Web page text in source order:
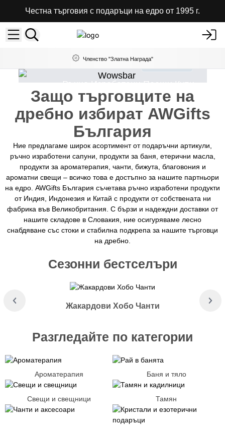
Честна търговия с подаръци на едро от 1995 г.
Членство "Златна Награда"
Ръчно Изработени Пеещи Купи
Купи сега
Защо търговците на
дребно избират AWGifts
България
Ние предлагаме широк асортимент от подаръчни артикули,
ръчно изработени сапуни, продукти за баня, етерични масла,
продукти за ароматерапия, чанти, бижута, благовония и
ароматни свещи – всичко това е достъпно за нашите партньори
на едро. AWGifts България съчетава ръчно изработени продукти
от Индия, Индонезия и Китай с продукти от собствената ни
фабрика във Великобритания. С бързи и надеждни доставки от
нашите складове в Словакия, ние осигуряваме лесно
снабдяване със стоки и стабилна подкрепа за нашите търговци
на дребно.
Сезонни бестселъри
Жакардови Хобо Чанти
Разгледайте по категории
Ароматерапия Баня и тяло
Свещи и свещници Тамян